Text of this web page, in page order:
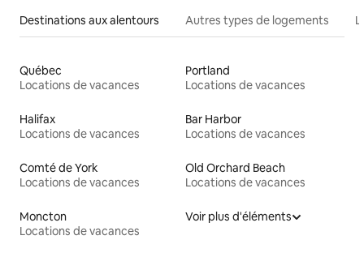
Destinations aux alentours Autres types de logements
Québec
Locations de vacances
Portland
Locations de vacances
Halifax
Locations de vacances
Bar Harbor
Locations de vacances
Comté de York
Locations de vacances
Old Orchard Beach
Locations de vacances
Moncton
Locations de vacances
Voir plus d'éléments